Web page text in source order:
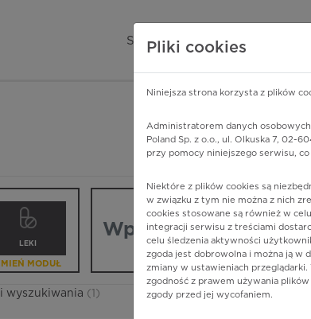
lider wiedzy o
SERWISY PHARMINDEX
LEKI
MODUŁ
Wpisz nazwę lub substancję czynną
wyszukiwania (1)
Pliki cookies
Niniejsza strona korzysta z plików
Administratorem danych
Poland Sp. z o.o., ul. Olkuska 7, 02-
przy pomocy niniejszego serwisu,
Niektóre z plików cookies są
w związku z tym nie można z nich
cookies stosowane są również w
integracji serwisu z treściami
celu śledzenia aktywności
zgoda jest dobrowolna i można ją w
zmiany w ustawieniach
zgodność z prawem używania
zgody przed jej wycofaniem.